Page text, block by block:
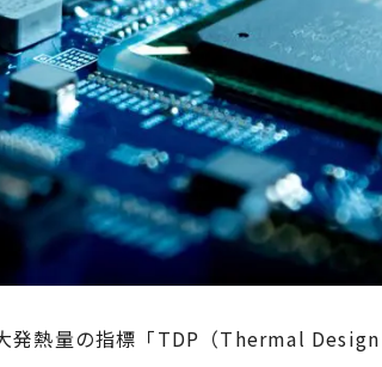
発熱量の指標「TDP（Thermal